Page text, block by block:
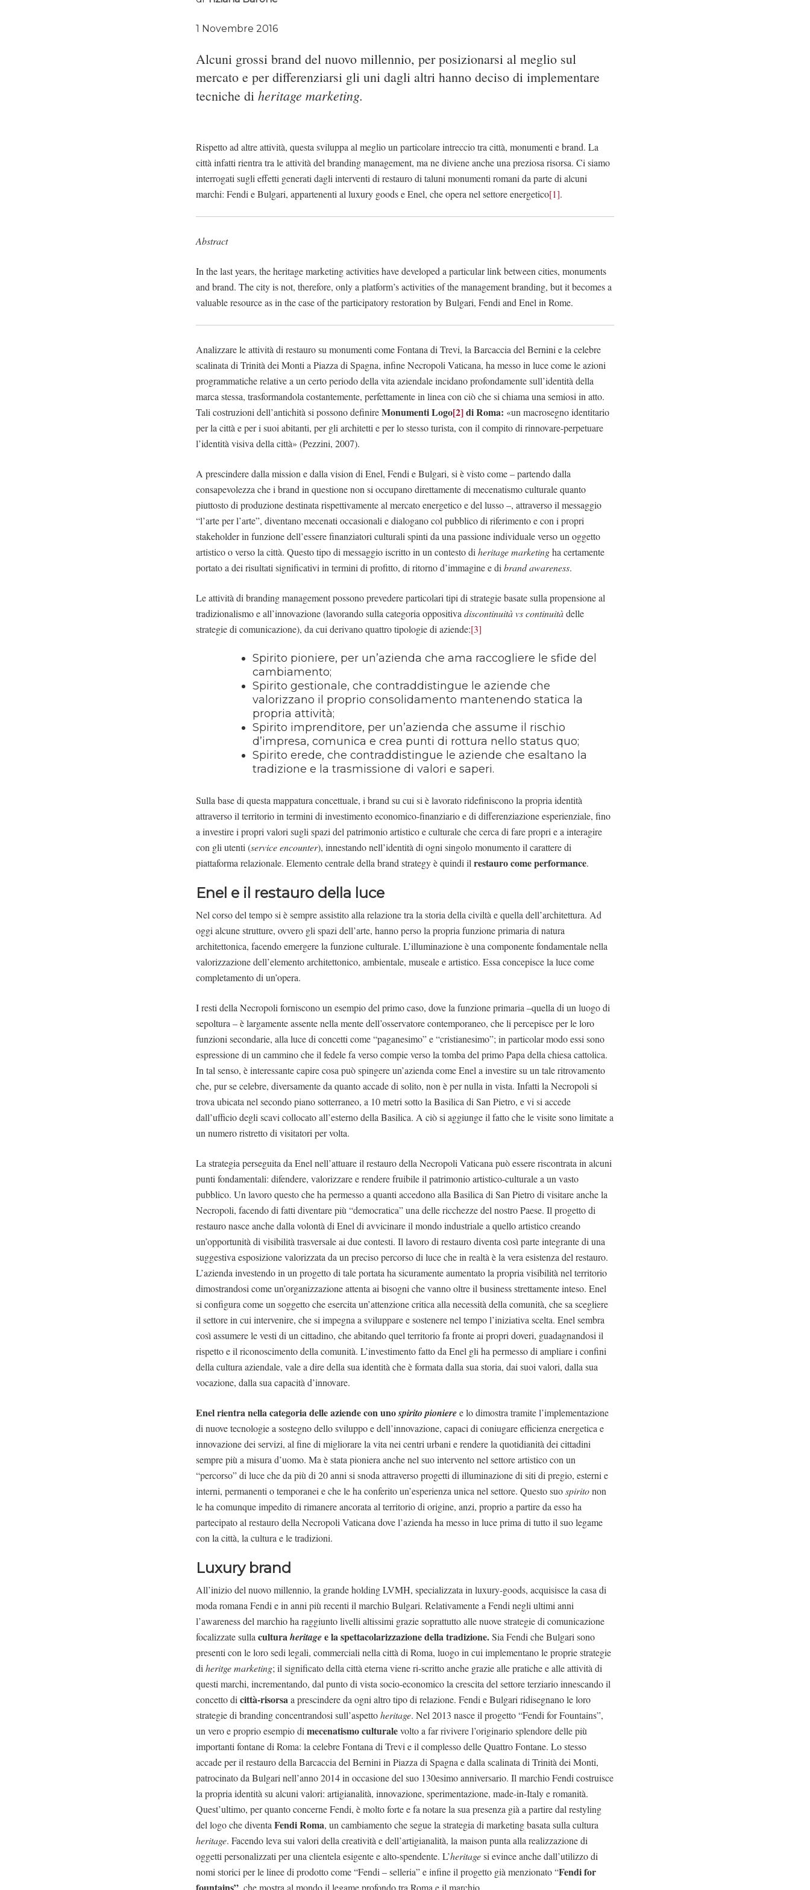
1 Novembre 2016
Alcuni grossi brand del nuovo millennio, per posizionarsi al meglio sul
mercato e per differenziarsi gli uni dagli altri hanno deciso di implementare
tecniche diheritage marketing.
Rispetto ad altre attività, questa sviluppa al meglio un particolare intreccio tra città, monumenti e brand. La
città infatti rientra tra le attività del branding management, ma ne diviene anche una preziosa risorsa. Ci siamo
interrogati sugli effetti generati dagli interventi di restauro di taluni monumenti romani da parte di alcuni
marchi: Fendi e Bulgari, appartenenti al luxury goods e Enel, che opera nel settore energetico[1].
Abstract
In the last years, the heritage marketing activities have developed a particular link between cities, monuments
and brand. The city is not, therefore, only a platform’s activities of the management branding, but it becomes a
valuable resource as in the case of the participatory restoration by Bulgari, Fendi and Enel in Rome.
Analizzare le attività di restauro su monumenti come Fontana di Trevi, la Barcaccia del Bernini e la celebre
scalinata di Trinità dei Monti a Piazza di Spagna, infine Necropoli Vaticana, ha messo in luce come le azioni
programmatiche relative a un certo periodo della vita aziendale incidano profondamente sull’identità della
marca stessa, trasformandola costantemente, perfettamente in linea con ciò che si chiama una semiosi in atto.
Tali costruzioni dell’antichità si possono definireMonumenti Logo[2]di Roma: «un macrosegno identitario
per la città e per i suoi abitanti, per gli architetti e per lo stesso turista, con il compito di rinnovare-perpetuare
l’identità visiva della città» (Pezzini, 2007).
A prescindere dalla mission e dalla vision di Enel, Fendi e Bulgari, si è visto come – partendo dalla
consapevolezza che i brand in questione non si occupano direttamente di mecenatismo culturale quanto
piuttosto di produzione destinata rispettivamente al mercato energetico e del lusso –, attraverso il messaggio
“l’arte per l’arte”, diventano mecenati occasionali e dialogano col pubblico di riferimento e con i propri
stakeholder in funzione dell’essere finanziatori culturali spinti da una passione individuale verso un oggetto
artistico o verso la città. Questo tipo di messaggio iscritto in un contesto diheritage marketingha certamente
portato a dei risultati significativi in termini di profitto, di ritorno d’immagine e dibrand awareness.
Le attività di branding management possono prevedere particolari tipi di strategie basate sulla propensione al
tradizionalismo e all’innovazione (lavorando sulla categoria oppositivadiscontinuità vs continuitàdelle
strategie di comunicazione), da cui derivano quattro tipologie di aziende:[3]
Spirito pioniere, per un’azienda che ama raccogliere le sfide del
cambiamento;
Spirito gestionale, che contraddistingue le aziende che
valorizzano il proprio consolidamento mantenendo statica la
propria attività;
Spirito imprenditore, per un’azienda che assume il rischio
d’impresa, comunica e crea punti di rottura nello status quo;
Spirito erede, che contraddistingue le aziende che esaltano la
tradizione e la trasmissione di valori e saperi.
Sulla base di questa mappatura concettuale, i brand su cui si è lavorato ridefiniscono la propria identità
attraverso il territorio in termini di investimento economico-finanziario e di differenziazione esperienziale, fino
a investire i propri valori sugli spazi del patrimonio artistico e culturale che cerca di fare propri e a interagire
con gli utenti (service encounter), innestando nell’identità di ogni singolo monumento il carattere di
piattaforma relazionale. Elemento centrale della brand strategy è quindi ilrestauro come performance.
Enel e il restauro della luce
Nel corso del tempo si è sempre assistito alla relazione tra la storia della civiltà e quella dell’architettura. Ad
oggi alcune strutture, ovvero gli spazi dell’arte, hanno perso la propria funzione primaria di natura
architettonica, facendo emergere la funzione culturale. L’illuminazione è una componente fondamentale nella
valorizzazione dell’elemento architettonico, ambientale, museale e artistico. Essa concepisce la luce come
completamento di un’opera.
I resti della Necropoli forniscono un esempio del primo caso, dove la funzione primaria –quella di un luogo di
sepoltura – è largamente assente nella mente dell’osservatore contemporaneo, che li percepisce per le loro
funzioni secondarie, alla luce di concetti come “paganesimo” e “cristianesimo”; in particolar modo essi sono
espressione di un cammino che il fedele fa verso compie verso la tomba del primo Papa della chiesa cattolica.
In tal senso, è interessante capire cosa può spingere un’azienda come Enel a investire su un tale ritrovamento
che, pur se celebre, diversamente da quanto accade di solito, non è per nulla in vista. Infatti la Necropoli si
trova ubicata nel secondo piano sotterraneo, a 10 metri sotto la Basilica di San Pietro, e vi si accede
dall’ufficio degli scavi collocato all’esterno della Basilica. A ciò si aggiunge il fatto che le visite sono limitate a
un numero ristretto di visitatori per volta.
La strategia perseguita da Enel nell’attuare il restauro della Necropoli Vaticana può essere riscontrata in alcuni
punti fondamentali: difendere, valorizzare e rendere fruibile il patrimonio artistico-culturale a un vasto
pubblico. Un lavoro questo che ha permesso a quanti accedono alla Basilica di San Pietro di visitare anche la
Necropoli, facendo di fatti diventare più “democratica” una delle ricchezze del nostro Paese. Il progetto di
restauro nasce anche dalla volontà di Enel di avvicinare il mondo industriale a quello artistico creando
un’opportunità di visibilità trasversale ai due contesti. Il lavoro di restauro diventa così parte integrante di una
suggestiva esposizione valorizzata da un preciso percorso di luce che in realtà è la vera esistenza del restauro.
L’azienda investendo in un progetto di tale portata ha sicuramente aumentato la propria visibilità nel territorio
dimostrandosi come un’organizzazione attenta ai bisogni che vanno oltre il business strettamente inteso. Enel
si configura come un soggetto che esercita un’attenzione critica alla necessità della comunità, che sa scegliere
il settore in cui intervenire, che si impegna a sviluppare e sostenere nel tempo l’iniziativa scelta. Enel sembra
così assumere le vesti di un cittadino, che abitando quel territorio fa fronte ai propri doveri, guadagnandosi il
rispetto e il riconoscimento della comunità. L’investimento fatto da Enel gli ha permesso di ampliare i confini
della cultura aziendale, vale a dire della sua identità che è formata dalla sua storia, dai suoi valori, dalla sua
vocazione, dalla sua capacità d’innovare.
Enel rientra nella categoria delle aziende con unospirito pionieree lo dimostra tramite l’implementazione
di nuove tecnologie a sostegno dello sviluppo e dell’innovazione, capaci di coniugare efficienza energetica e
innovazione dei servizi, al fine di migliorare la vita nei centri urbani e rendere la quotidianità dei cittadini
sempre più a misura d’uomo. Ma è stata pioniera anche nel suo intervento nel settore artistico con un
“percorso” di luce che da più di 20 anni si snoda attraverso progetti di illuminazione di siti di pregio, esterni e
interni, permanenti o temporanei e che le ha conferito un’esperienza unica nel settore. Questo suospiritonon
le ha comunque impedito di rimanere ancorata al territorio di origine, anzi, proprio a partire da esso ha
partecipato al restauro della Necropoli Vaticana dove l’azienda ha messo in luce prima di tutto il suo legame
con la città, la cultura e le tradizioni.
Luxury brand
All’inizio del nuovo millennio, la grande holding LVMH, specializzata in luxury-goods, acquisisce la casa di
moda romana Fendi e in anni più recenti il marchio Bulgari. Relativamente a Fendi negli ultimi anni
l’awareness del marchio ha raggiunto livelli altissimi grazie soprattutto alle nuove strategie di comunicazione
focalizzate sullaculturaheritagee la spettacolarizzazione della tradizione.Sia Fendi che Bulgari sono
presenti con le loro sedi legali, commerciali nella città di Roma, luogo in cui implementano le proprie strategie
diheritge marketing; il significato della città eterna viene ri-scritto anche grazie alle pratiche e alle attività di
questi marchi, incrementando, dal punto di vista socio-economico la crescita del settore terziario innescando il
concetto dicittà-risorsaa prescindere da ogni altro tipo di relazione. Fendi e Bulgari ridisegnano le loro
strategie di branding concentrandosi sull’aspettoheritage. Nel 2013 nasce il progetto “Fendi for Fountains”,
un vero e proprio esempio dimecenatismo culturalevolto a far rivivere l’originario splendore delle più
importanti fontane di Roma: la celebre Fontana di Trevi e il complesso delle Quattro Fontane. Lo stesso
accade per il restauro della Barcaccia del Bernini in Piazza di Spagna e dalla scalinata di Trinità dei Monti,
patrocinato da Bulgari nell’anno 2014 in occasione del suo 130esimo anniversario. Il marchio Fendi costruisce
la propria identità su alcuni valori: artigianalità, innovazione, sperimentazione, made-in-Italy e romanità.
Quest’ultimo, per quanto concerne Fendi, è molto forte e fa notare la sua presenza già a partire dal restyling
del logo che diventa Fendi Roma, un cambiamento che segue la strategia di marketing basata sulla cultura
heritage. Facendo leva sui valori della creatività e dell’artigianalità, la maison punta alla realizzazione di
oggetti personalizzati per una clientela esigente e alto-spendente. L’heritagesi evince anche dall’utilizzo di
nomi storici per le linee di prodotto come “Fendi – selleria” e infine il progetto già menzionato “Fendi for
fountains” , che mostra al mondo il legame profondo tra Roma e il marchio.